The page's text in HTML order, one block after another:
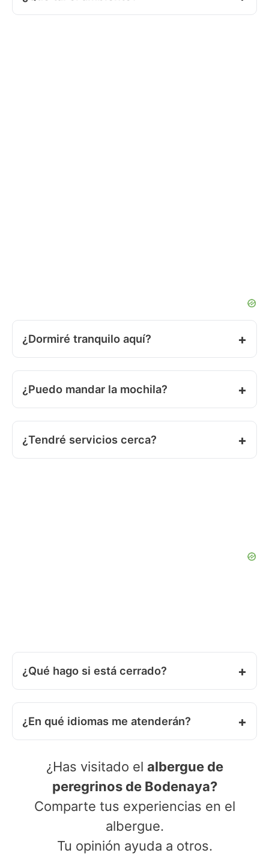
¿Dormiré tranquilo aquí?
¿Puedo mandar la mochila?
¿Tendré servicios cerca?
¿Qué hago si está cerrado?
¿En qué idiomas me atenderán?
¿Has visitado el albergue de
peregrinos de Bodenaya?
Comparte tus experiencias en el
albergue.
Tu opinión ayuda a otros.